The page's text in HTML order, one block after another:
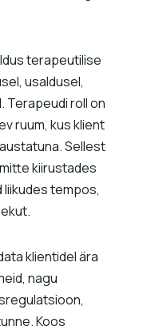
terapeutilise
usaldusel,
Terapeudi roll on
ruum, kus klient
Sellest
kiirustades
tempos,
klientidel ära
nagu
Koos